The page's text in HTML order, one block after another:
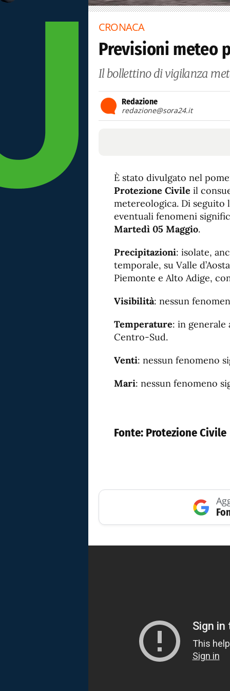
CRONACA
Previsioni meteo
Il bollettino di vigilanza
Redazione
redazione@sora24.it
È stato divulgato nel
Protezione Civile il
metereologica. Di seguito
eventuali fenomeni
Martedì 05 Maggio.
Precipitazioni: isolate,
temporale, su Valle
Piemonte e Alto Adige,
Visibilità: nessun
Temperature: in generale
Centro-Sud.
Venti: nessun fenomeno
Mari: nessun fenomeno
Fonte: Protezione Civile